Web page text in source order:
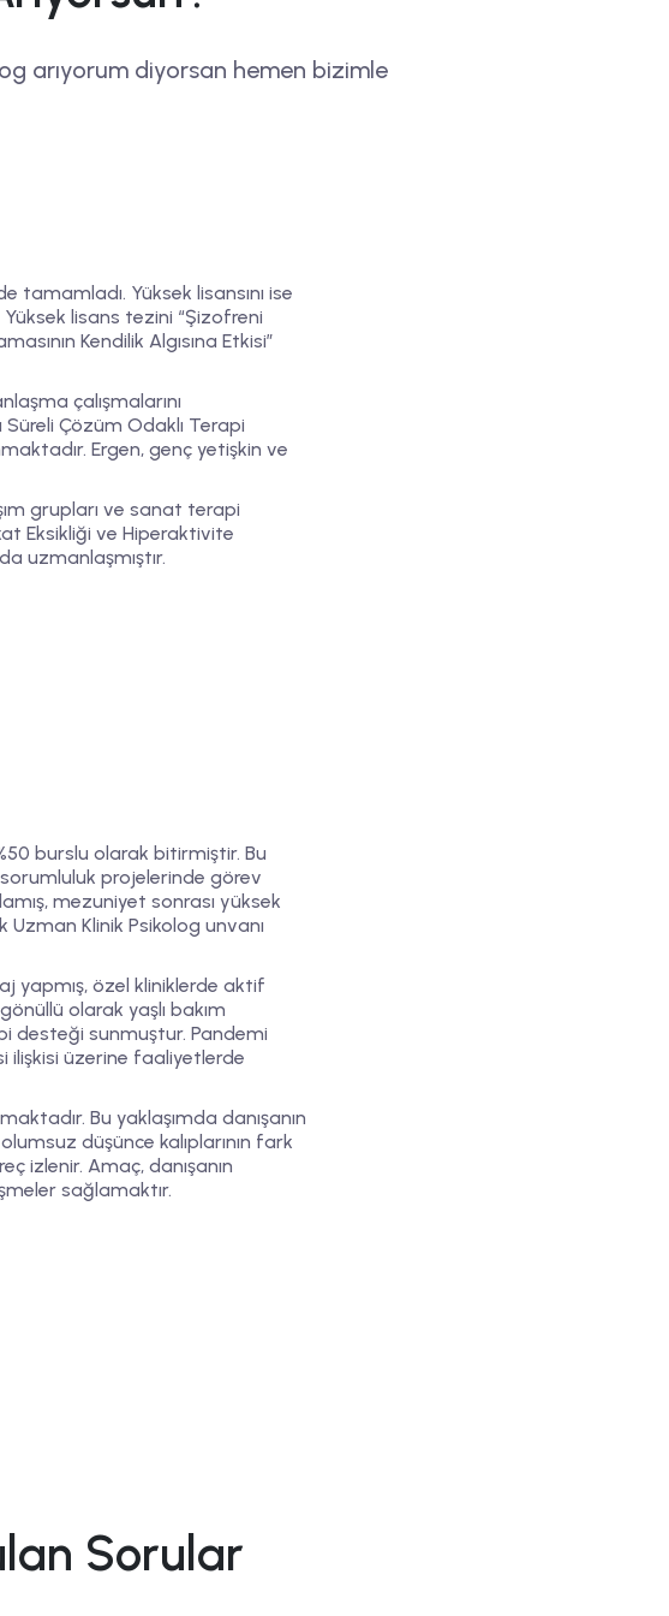
arıyorum diyorsan hemen bizimle
tamamladı. Yüksek lisansını ise
lisans tezini “Şizofreni
Kendilik Algısına Etkisi”
çalışmalarını
Süreli Çözüm Odaklı Terapi
Ergen, genç yetişkin ve
grupları ve sanat terapi
Eksikliği ve Hiperaktivite
uzmanlaşmıştır.
burslu olarak bitirmiştir. Bu
projelerinde görev
mezuniyet sonrası yüksek
Klinik Psikolog unvanı
yapmış, özel kliniklerde aktif
olarak yaşlı bakım
desteği sunmuştur. Pandemi
ilişkisi üzerine faaliyetlerde
Bu yaklaşımda danışanın
düşünce kalıplarının fark
izlenir. Amaç, danışanın
sağlamaktır.
Sorular